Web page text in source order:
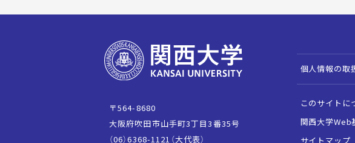
個人情報の取
このサイトに
関西大学Web
サイトマップ
〒564-8680
大阪府吹田市山手町3丁目3番35号
（06）6368-1121（大代表）